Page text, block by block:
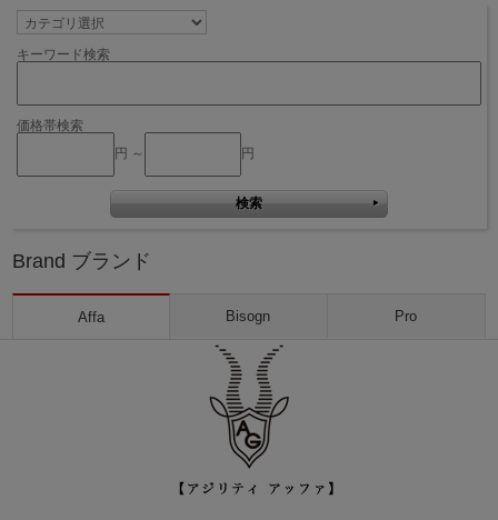
キーワード検索
価格帯検索
円 ～
円
Brand ブランド
Affa Bisogn Pro